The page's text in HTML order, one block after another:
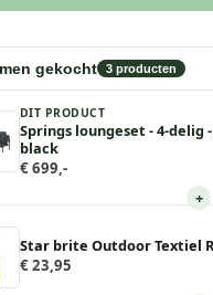
gekocht 3 producten
DIT PRODUCT
Springs loungeset - 4-
black
€ 699,-
+
Star brite Outdoor Textiel
€ 23,95